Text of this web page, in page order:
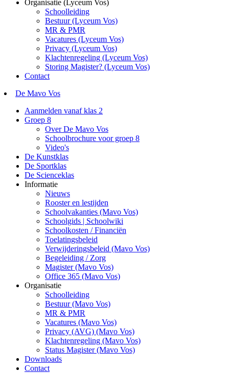
Organisatie (Lyceum Vos)
Schoolleiding
Bestuur (Lyceum Vos)
MR & PMR
Vacatures (Lyceum Vos)
Privacy (Lyceum Vos)
Klachtenregeling (Lyceum Vos)
Storing Magister? (Lyceum Vos)
Contact
De Mavo Vos
Aanmelden vanaf klas 2
Groep 8
Over De Mavo Vos
Schoolbrochure voor groep 8
Video's
De Kunstklas
De Sportklas
De Scienceklas
Informatie
Nieuws
Rooster en lestijden
Schoolvakanties (Mavo Vos)
Schoolgids | Schoolwiki
Schoolkosten / Financiën
Toelatingsbeleid
Verwijderingsbeleid (Mavo Vos)
Begeleiding / Zorg
Magister (Mavo Vos)
Office 365 (Mavo Vos)
Organisatie
Schoolleiding
Bestuur (Mavo Vos)
MR & PMR
Vacatures (Mavo Vos)
Privacy (AVG) (Mavo Vos)
Klachtenregeling (Mavo Vos)
Status Magister (Mavo Vos)
Downloads
Contact